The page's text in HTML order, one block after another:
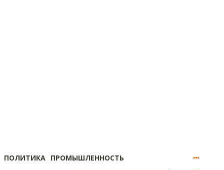
ПОЛИТИКА ПРОМЫШЛЕННОСТЬ